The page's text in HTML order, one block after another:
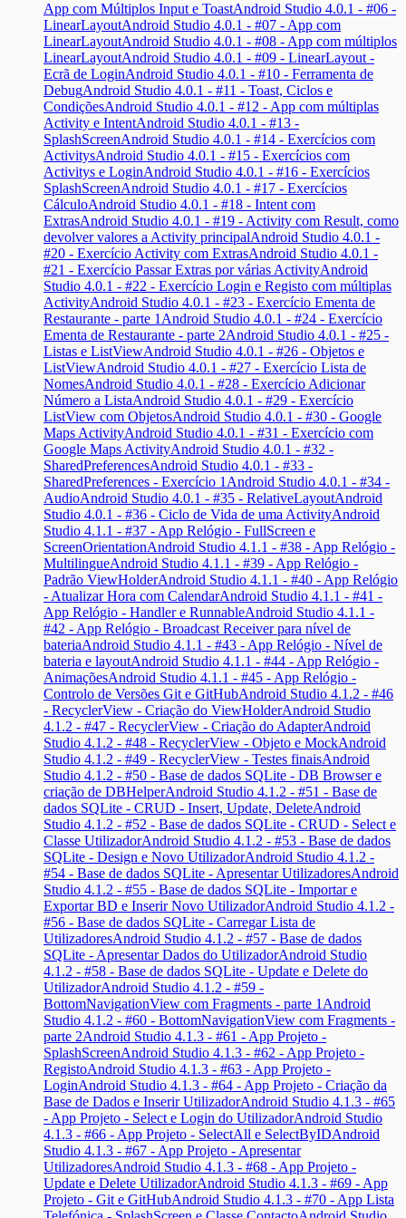
App com Múltiplos Input e ToastAndroid Studio 4.0.1 - #06 -
LinearLayoutAndroid Studio 4.0.1 - #07 - App com
LinearLayoutAndroid Studio 4.0.1 - #08 - App com múltiplos
LinearLayoutAndroid Studio 4.0.1 - #09 - LinearLayout -
Ecrã de LoginAndroid Studio 4.0.1 - #10 - Ferramenta de
DebugAndroid Studio 4.0.1 - #11 - Toast, Ciclos e
CondiçõesAndroid Studio 4.0.1 - #12 - App com múltiplas
Activity e IntentAndroid Studio 4.0.1 - #13 -
SplashScreenAndroid Studio 4.0.1 - #14 - Exercícios com
ActivitysAndroid Studio 4.0.1 - #15 - Exercícios com
Activitys e LoginAndroid Studio 4.0.1 - #16 - Exercícios
SplashScreenAndroid Studio 4.0.1 - #17 - Exercícios
CálculoAndroid Studio 4.0.1 - #18 - Intent com
ExtrasAndroid Studio 4.0.1 - #19 - Activity com Result, como
devolver valores a Activity principalAndroid Studio 4.0.1 -
#20 - Exercício Activity com ExtrasAndroid Studio 4.0.1 -
#21 - Exercício Passar Extras por várias ActivityAndroid
Studio 4.0.1 - #22 - Exercício Login e Registo com múltiplas
ActivityAndroid Studio 4.0.1 - #23 - Exercício Ementa de
Restaurante - parte 1 Android Studio 4.0.1 - #24 - Exercício
Ementa de Restaurante - parte 2Android Studio 4.0.1 - #25 -
Listas e ListViewAndroid Studio 4.0.1 - #26 - Objetos e
ListViewAndroid Studio 4.0.1 - #27 - Exercício Lista de
NomesAndroid Studio 4.0.1 - #28 - Exercício Adicionar
Número a ListaAndroid Studio 4.0.1 - #29 - Exercício
ListView com ObjetosAndroid Studio 4.0.1 - #30 - Google
Maps ActivityAndroid Studio 4.0.1 - #31 - Exercício com
Google Maps ActivityAndroid Studio 4.0.1 - #32 -
SharedPreferencesAndroid Studio 4.0.1 - #33 -
SharedPreferences - Exercício 1 Android Studio 4.0.1 - #34 -
AudioAndroid Studio 4.0.1 - #35 - RelativeLayoutAndroid
Studio 4.0.1 - #36 - Ciclo de Vida de uma ActivityAndroid
Studio 4.1.1 - #37 - App Relógio - FullScreen e
ScreenOrientationAndroid Studio 4.1.1 - #38 - App Relógio -
MultilingueAndroid Studio 4.1.1 - #39 - App Relógio -
Padrão ViewHolderAndroid Studio 4.1.1 - #40 - App Relógio
- Atualizar Hora com CalendarAndroid Studio 4.1.1 - #41 -
App Relógio - Handler e RunnableAndroid Studio 4.1.1 -
#42 - App Relógio - Broadcast Receiver para nível de
bateriaAndroid Studio 4.1.1 - #43 - App Relógio - Nível de
bateria e layoutAndroid Studio 4.1.1 - #44 - App Relógio -
AnimaçõesAndroid Studio 4.1.1 - #45 - App Relógio -
Controlo de Versões Git e GitHubAndroid Studio 4.1.2 - #46
- RecyclerView - Criação do ViewHolderAndroid Studio
4.1.2 - #47 - RecyclerView - Criação do AdapterAndroid
Studio 4.1.2 - #48 - RecyclerView - Objeto e MockAndroid
Studio 4.1.2 - #49 - RecyclerView - Testes finaisAndroid
Studio 4.1.2 - #50 - Base de dados SQLite - DB Browser e
criação de DBHelperAndroid Studio 4.1.2 - #51 - Base de
dados SQLite - CRUD - Insert, Update, DeleteAndroid
Studio 4.1.2 - #52 - Base de dados SQLite - CRUD - Select e
Classe UtilizadorAndroid Studio 4.1.2 - #53 - Base de dados
SQLite - Design e Novo UtilizadorAndroid Studio 4.1.2 -
#54 - Base de dados SQLite - Apresentar UtilizadoresAndroid
Studio 4.1.2 - #55 - Base de dados SQLite - Importar e
Exportar BD e Inserir Novo UtilizadorAndroid Studio 4.1.2 -
#56 - Base de dados SQLite - Carregar Lista de
UtilizadoresAndroid Studio 4.1.2 - #57 - Base de dados
SQLite - Apresentar Dados do UtilizadorAndroid Studio
4.1.2 - #58 - Base de dados SQLite - Update e Delete do
UtilizadorAndroid Studio 4.1.2 - #59 -
BottomNavigationView com Fragments - parte 1 Android
Studio 4.1.2 - #60 - BottomNavigationView com Fragments -
parte 2Android Studio 4.1.3 - #61 - App Projeto -
SplashScreenAndroid Studio 4.1.3 - #62 - App Projeto -
RegistoAndroid Studio 4.1.3 - #63 - App Projeto -
LoginAndroid Studio 4.1.3 - #64 - App Projeto - Criação da
Base de Dados e Inserir UtilizadorAndroid Studio 4.1.3 - #65
- App Projeto - Select e Login do UtilizadorAndroid Studio
4.1.3 - #66 - App Projeto - SelectAll e SelectByIDAndroid
Studio 4.1.3 - #67 - App Projeto - Apresentar
UtilizadoresAndroid Studio 4.1.3 - #68 - App Projeto -
Update e Delete UtilizadorAndroid Studio 4.1.3 - #69 - App
Projeto - Git e GitHubAndroid Studio 4.1.3 - #70 - App Lista